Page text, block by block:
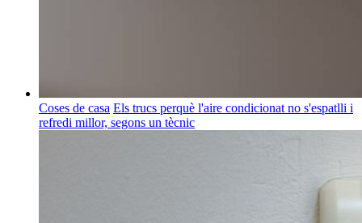
Coses de casa Els trucs perquè l'aire condicionat no s'espatlli i
refredi millor, segons un tècnic